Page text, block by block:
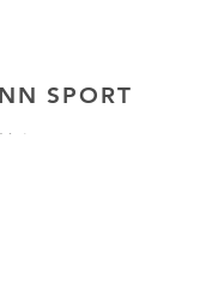
SPORT
Heim